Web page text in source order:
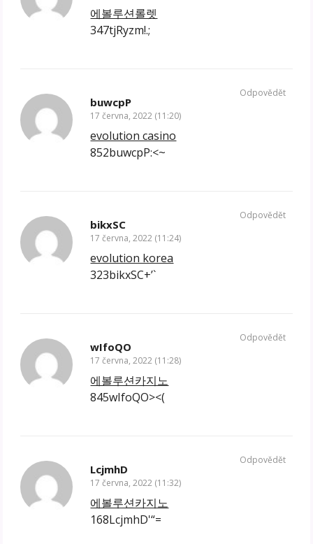
에볼루션롤렛
347tjRyzm!.;
buwcpP
17 června, 2022 (11:20)
evolution casino
852buwcpP:<~
Odpovědět
bikxSC
17 června, 2022 (11:24)
evolution korea
323bikxSC+’`
Odpovědět
wIfoQO
17 června, 2022 (11:28)
에볼루션카지노
845wIfoQO><(
Odpovědět
LcjmhD
17 června, 2022 (11:32)
에볼루션카지노
168LcjmhD'“=
Odpovědět